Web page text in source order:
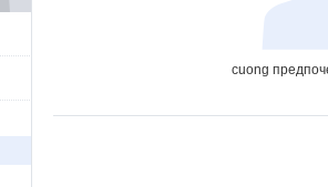
cuong